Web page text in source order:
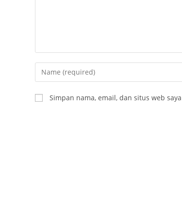
Enter
your
name
or
Simpan nama, email, dan situs web